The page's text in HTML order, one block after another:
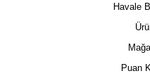
Havale
Puan